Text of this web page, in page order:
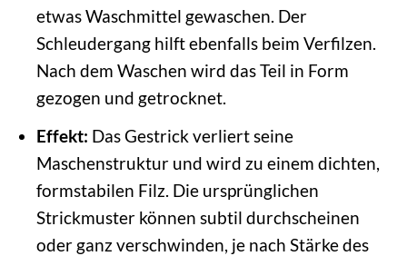
etwas Waschmittel gewaschen. Der
Schleudergang hilft ebenfalls beim Verfilzen.
Nach dem Waschen wird das Teil in Form
gezogen und getrocknet.
Effekt: Das Gestrick verliert seine
Maschenstruktur und wird zu einem dichten,
formstabilen Filz. Die ursprünglichen
Strickmuster können subtil durchscheinen
oder ganz verschwinden, je nach Stärke des